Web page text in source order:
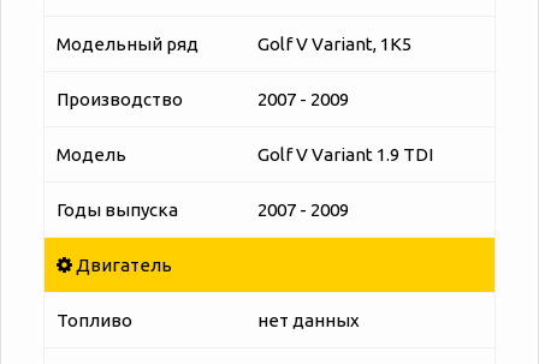
Модельный ряд Golf V Variant, 1K5
Производство 2007 - 2009
Модель Golf V Variant 1.9 TDI
Годы выпуска 2007 - 2009
Двигатель
Топливо нет данных